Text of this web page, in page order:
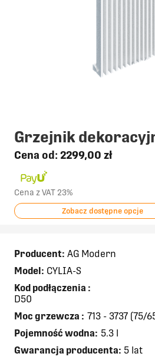
Grzejnik
Cena od: 2299,00 zł
Cena z VAT 23%
Zobacz dostępne opcje
Producent: AG Modern
Model: CYLIA-S
Kod podłączenia :
D50
Moc grzewcza : 713 - 3737 (75/
Pojemność wodna: 5.3 l
Gwarancja producenta: 5 lat